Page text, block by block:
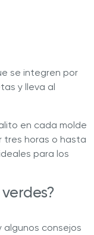
se integren por
y lleva al
en cada molde
tres horas o hasta
para los
consejos